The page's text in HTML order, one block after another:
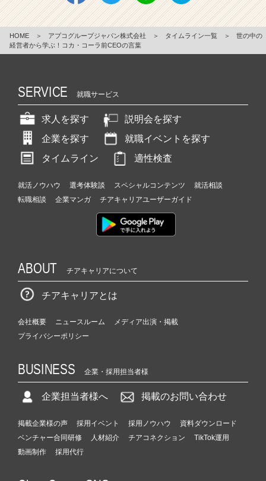
HOME ＞ アプコグループジャパン株式会社 ＞ タイムライン一覧 ＞
世の中の
経営者から学ぶ！コカ・コーラ前CEOの言葉
SERVICE 就職サービス
求人を探す
説明会を探す
企業を探す
就職イベントを探す
タイムライン
適性検査
就活ノウハウ 選考体験談 スペシャルコンテンツ
就活相談
転職相談
企業マンガ チアキャリアユーザーガイド
ABOUT チアキャリアについて
チアキャリアとは
会社概要 ニュースルーム
メディア出演・掲載
プライバシーポリシー
BUSINESS 企業・採用担当者様
企業担当者様へ 掲載のお問い合わせ
掲載企業様の声 採用イベント 採用ノウハウ
資料ダウンロード
ベンチャー合同研修
人材紹介 チアコネクション
TikTok運用
動画制作
採用代行